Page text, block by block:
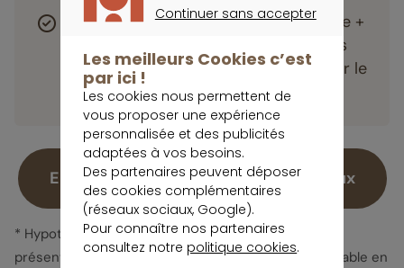
L’assureur Generali offre un boost de +
1,5 %** pour 2024 et 2025 pour tous
les nouveaux versements réalisés sur le
fonds en euros Netissima.
En savoir plus sur le livret Meilleurtaux
* Hypothèse de rendement net de frais de gestion
présentée à titre indicatif : scénario non garanti valable en
Continuer sans accepter
Les meilleurs Cookies c’est
par ici !
Les cookies nous permettent de
vous proposer une expérience
personnalisée et des publicités
adaptées à vos besoins.
Des partenaires peuvent déposer
des cookies complémentaires
(réseaux sociaux, Google).
Pour connaître nos partenaires
consultez notre politique cookies.